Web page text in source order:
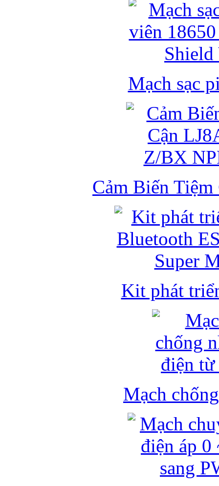
Mạch sạc
Cảm Biến
Kit phát
Mạch